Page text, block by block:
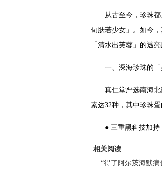
从古至今，珍珠
旬肤若少女」。如今
「清水出芙蓉」的透
一、深海珍珠的
真仁堂严选南海
素达32种，其中珍珠
● 三重黑科技加持
相关阅读
“得了阿尔茨海默病